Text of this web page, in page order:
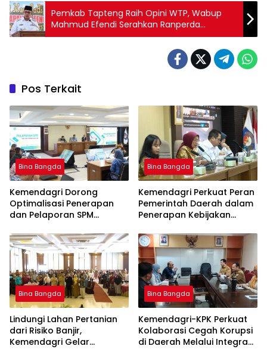
Pemkab Tapteng Raih Opini WTP, Wabup
Mahmud Efendi Serahkan Ranperda
Pertanggungjawaban Pelaksanaan APBD TA
Pos Terkait
Bina Bangda
Kemendagri Dorong
Optimalisasi Penerapan
dan Pelaporan SPM
Selatan Tahun 2026
Bina Bangda
Kemendagri Perkuat Peran
Pemerintah Daerah dalam
Penerapan Kebijakan
Transmigrasi
Bina Bangda
Lindungi Lahan Pertanian
dari Risiko Banjir,
Kemendagri Gelar
Bina Bangda
Kemendagri-KPK Perkuat
Kolaborasi Cegah Korupsi
di Daerah Melalui Integrasi